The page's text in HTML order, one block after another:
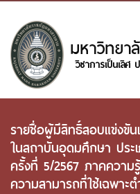
รายชื่อผู้มีสิทธิ์สอบแข่งขั
ในสถาบันอุดมศึกษา ปร
ครั้งที่ 5/2567 ภาคควา
ความสามารถที่ใช้เฉพา